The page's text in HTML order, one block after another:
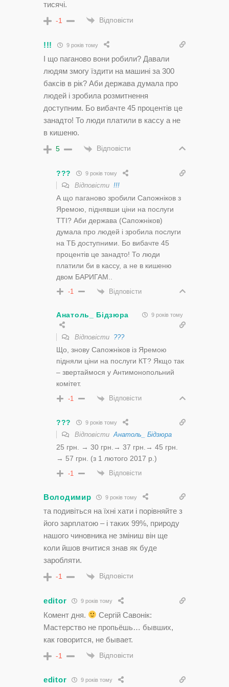
тисячі.
-1 Відповісти
!!! 9 років тому
І що паганово вони робили? Давали
людям змогу їздити на машині за 300
баксів в рік? Аби держава думала про
людей і зробила розмитнення
доступним. Бо вибачте 45 процентів це
занадто! То люди платили в кассу а не
в кишеню.
5 Відповісти
??? 9 років тому
Відповісти !!!
А що паганово зробили Сапожніков з
Яремою, піднявши ціни на послуги
ТТІ? Аби держава (Сапожніков)
думала про людей і зробила послуги
на ТБ доступними. Бо вибачте 45
процентів це занадто! То люди
платили би в кассу, а не в кишеню
двом БАРИГАМ..
-1 Відповісти
Анатоль_ Бідзюра 9 років тому
Відповісти ???
Що, знову Сапожніков із Яремою
підняли ціни на послуги КТ? Якщо так
– звертаймося у Антимонопольний
комітет.
-1 Відповісти
??? 9 років тому
Відповісти Анатоль_ Бідзюра
25 грн. → 30 грн.→ 37 грн.→ 45 грн.
→ 57 грн. (з 1 лютого 2017 р.)
-1 Відповісти
Володимир 9 років тому
та подивіться на їхні хати і порівняйте з
його зарплатою – і таких 99%, природу
нашого чиновника не зміниш він ще
коли йшов вчитися знав як буде
заробляти.
-1 Відповісти
editor 9 років тому
Комент дня.
Сергій Савонік:
Мастерство не пропьёшь… бывших,
как говорится, не бывает.
-1 Відповісти
editor 9 років тому